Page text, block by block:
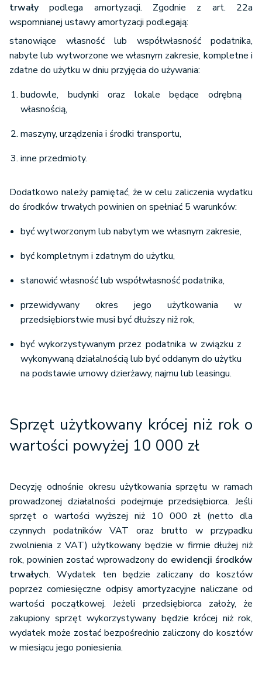
trwały podlega amortyzacji. Zgodnie z art. 22a
wspomnianej ustawy amortyzacji podlegają:
stanowiące własność lub współwłasność podatnika,
nabyte lub wytworzone we własnym zakresie, kompletne i
zdatne do użytku w dniu przyjęcia do używania:
budowle, budynki oraz lokale będące odrębną
własnością,
maszyny, urządzenia i środki transportu,
inne przedmioty.
Dodatkowo należy pamiętać, że w celu zaliczenia wydatku
do środków trwałych powinien on spełniać 5 warunków:
być wytworzonym lub nabytym we własnym zakresie,
być kompletnym i zdatnym do użytku,
stanowić własność lub współwłasność podatnika,
przewidywany okres jego użytkowania w
przedsiębiorstwie musi być dłuższy niż rok,
być wykorzystywanym przez podatnika w związku z
wykonywaną działalnością lub być oddanym do użytku
na podstawie umowy dzierżawy, najmu lub leasingu.
Sprzęt użytkowany krócej niż rok o
wartości powyżej 10 000 zł
Decyzję odnośnie okresu użytkowania sprzętu w ramach
prowadzonej działalności podejmuje przedsiębiorca. Jeśli
sprzęt o wartości wyższej niż 10 000 zł (netto dla
czynnych podatników VAT oraz brutto w przypadku
zwolnienia z VAT) użytkowany będzie w firmie dłużej niż
rok, powinien zostać wprowadzony do ewidencji środków
trwałych. Wydatek ten będzie zaliczany do kosztów
poprzez comiesięczne odpisy amortyzacyjne naliczane od
wartości początkowej. Jeżeli przedsiębiorca założy, że
zakupiony sprzęt wykorzystywany będzie krócej niż rok,
wydatek może zostać bezpośrednio zaliczony do kosztów
w miesiącu jego poniesienia.